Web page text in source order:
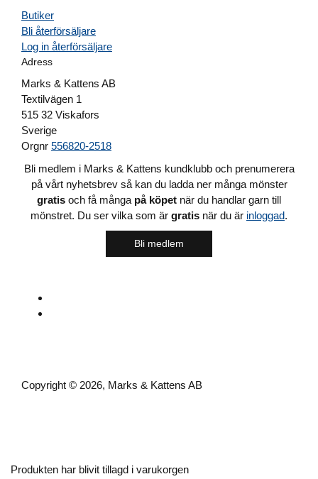
Butiker
Bli återförsäljare
Log in återförsäljare
Adress
Marks & Kattens AB
Textilvägen 1
515 32 Viskafors
Sverige
Orgnr 556820-2518
Bli medlem i Marks & Kattens kundklubb och prenumerera
på vårt nyhetsbrev så kan du ladda ner många mönster
gratis och få många på köpet när du handlar garn till
mönstret. Du ser vilka som är gratis när du är inloggad.
Bli medlem
Copyright © 2026, Marks & Kattens AB
Produkten har blivit tillagd i varukorgen